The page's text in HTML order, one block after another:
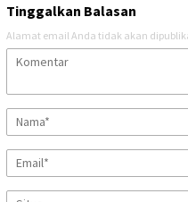
Tinggalkan Balasan
Alamat email Anda tidak akan